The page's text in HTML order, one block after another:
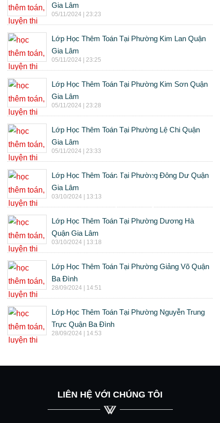
Gia Lâm
05/11/2024 | 23:23
Lớp Học Thêm Toán Tại Phường Kim Lan Quận
Gia Lâm
05/11/2024 | 23:25
Lớp Học Thêm Toán Tại Phường Kim Sơn Quận
Gia Lâm
05/11/2024 | 23:28
Lớp Học Thêm Toán Tại Phường Lệ Chi Quận
Gia Lâm
05/11/2024 | 23:33
Lớp Học Thêm Toán Tại Phường Đông Dư Quận
Gia Lâm
03/10/2024 | 13:13
Lớp Học Thêm Toán Tại Phường Dương Hà
Quận Gia Lâm
03/10/2024 | 13:18
Lớp Học Thêm Toán Tại Phường Giảng Võ Quận
Ba Đình
28/09/2024 | 14:51
Lớp Học Thêm Toán Tại Phường Nguyễn Trung
Trực Quận Ba Đình
28/09/2024 | 14:53
LIÊN HỆ VỚI CHÚNG TÔI